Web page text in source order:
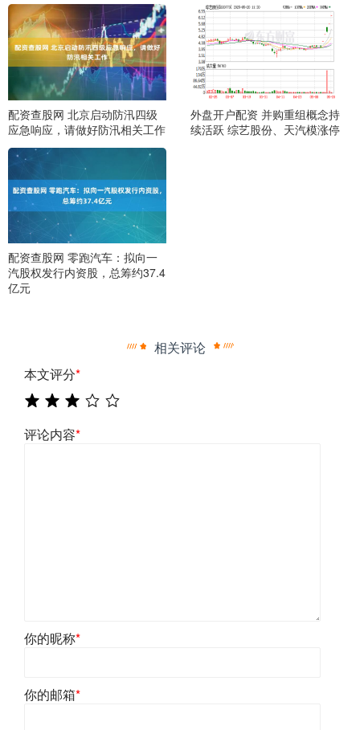
配资查股网 北京启动防汛四级
应急响应，请做好防汛相关工作
外盘开户配资 并购重组概念持
续活跃 综艺股份、天汽模涨停
配资查股网 零跑汽车：拟向一
汽股权发行内资股，总筹约37.4
亿元
相关评论
本文评分*
评论内容*
你的昵称*
你的邮箱*